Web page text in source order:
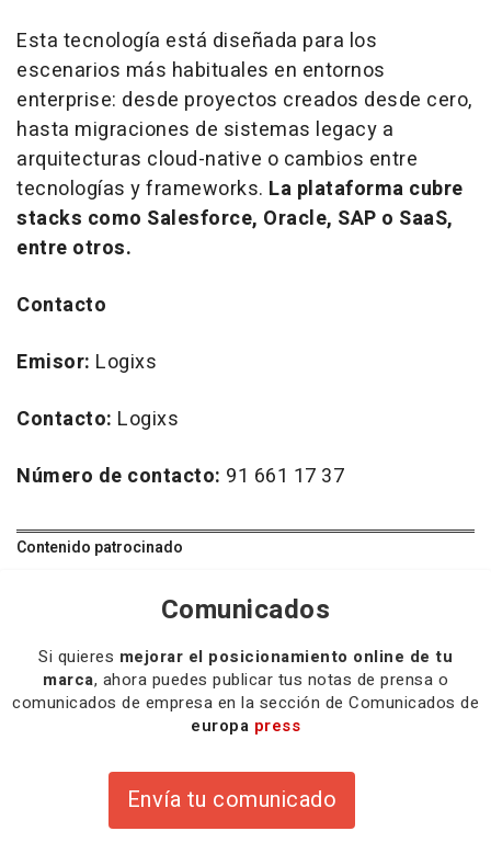
Esta tecnología está diseñada para los
escenarios más habituales en entornos
enterprise: desde proyectos creados desde cero,
hasta migraciones de sistemas legacy a
arquitecturas cloud-native o cambios entre
tecnologías y frameworks. La plataforma cubre
stacks como Salesforce, Oracle, SAP o SaaS,
entre otros.
Contacto
Emisor: Logixs
Contacto: Logixs
Número de contacto: 91 661 17 37
Contenido patrocinado
Comunicados
Si quieres mejorar el posicionamiento online de tu
marca, ahora puedes publicar tus notas de prensa o
comunicados de empresa en la sección de Comunicados de
europa press
Envía tu comunicado